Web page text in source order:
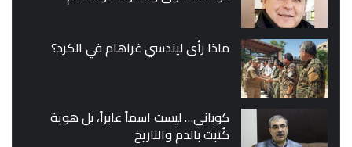
ماذا رأى ليندسي غراهام في الكرد؟
كوباني… ليست اسماً عابراً، بل هوية
كُتبت بالدم والتاريخ